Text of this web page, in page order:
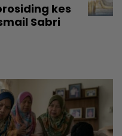
kes
Sabri